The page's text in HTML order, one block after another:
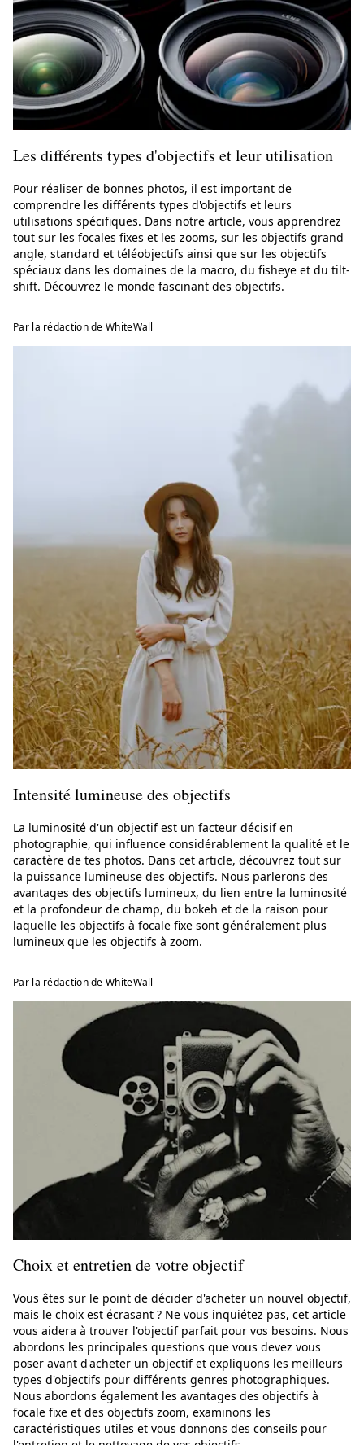
Les différents types d'objectifs et leur utilisation
Pour réaliser de bonnes photos, il est important de
comprendre les différents types d'objectifs et leurs
utilisations spécifiques. Dans notre article, vous apprendrez
tout sur les focales fixes et les zooms, sur les objectifs grand
angle, standard et téléobjectifs ainsi que sur les objectifs
spéciaux dans les domaines de la macro, du fisheye et du tilt-
shift. Découvrez le monde fascinant des objectifs.
Par la rédaction de WhiteWall
Intensité lumineuse des objectifs
La luminosité d'un objectif est un facteur décisif en
photographie, qui influence considérablement la qualité et le
caractère de tes photos. Dans cet article, découvrez tout sur
la puissance lumineuse des objectifs. Nous parlerons des
avantages des objectifs lumineux, du lien entre la luminosité
et la profondeur de champ, du bokeh et de la raison pour
laquelle les objectifs à focale fixe sont généralement plus
lumineux que les objectifs à zoom.
Par la rédaction de WhiteWall
Choix et entretien de votre objectif
Vous êtes sur le point de décider d'acheter un nouvel objectif,
mais le choix est écrasant ? Ne vous inquiétez pas, cet article
vous aidera à trouver l'objectif parfait pour vos besoins. Nous
abordons les principales questions que vous devez vous
poser avant d'acheter un objectif et expliquons les meilleurs
types d'objectifs pour différents genres photographiques.
Nous abordons également les avantages des objectifs à
focale fixe et des objectifs zoom, examinons les
caractéristiques utiles et vous donnons des conseils pour